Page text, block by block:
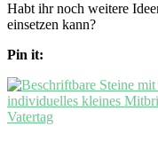
Habt ihr noch weitere
einsetzen kann?
Pin it: